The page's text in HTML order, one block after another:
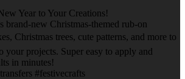
Year to Your Creations!
brand-new Christmas-themed rub-on
Christmas trees, cute patterns, and more to
your projects. Super easy to apply and
in minutes!
#festivecrafts